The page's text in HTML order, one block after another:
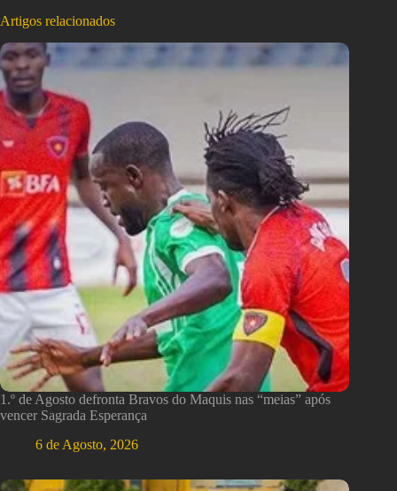
Artigos relacionados
1.º de Agosto defronta Bravos do Maquis nas “meias” após
vencer Sagrada Esperança
6 de Agosto, 2026